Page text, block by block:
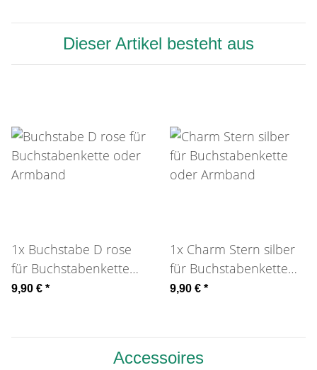
Dieser Artikel besteht aus
1x Buchstabe D rose
für Buchstabenkette
oder Armband
9,90 € *
1x Charm Stern silber
für Buchstabenkette
oder Armband
9,90 € *
Accessoires